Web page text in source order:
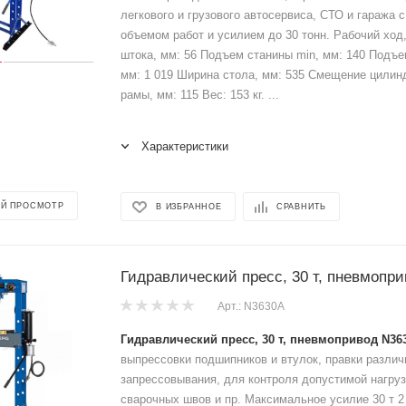
ПРОСМОТР
легкового и грузового автосервиса, СТО и гаража
объемом работ и усилием до 30 тонн. Рабочий
штока, мм: 56 Подъем станины min, мм: 140
мм: 1 019 Ширина стола, мм: 535 Смещение
рамы, мм: 115 Вес: 153 кг. ...
Характеристики
В ИЗБРАННОЕ СРАВНИТЬ
Гидравлический пресс, 30 т,
Арт.: N3630A
Гидравлический пресс, 30 т, пневмопривод
выпрессовки подшипников и втулок, правки
запрессовывания, для контроля допустимой
сварочных швов и пр. Максимальное усилие 30 т